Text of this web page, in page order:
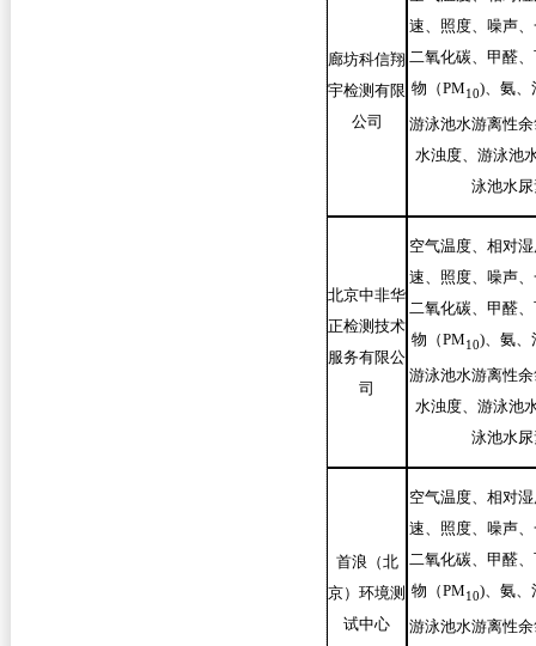
廊坊科信翔
宇检测有限
公司
速、照度、噪声
二氧化碳、甲醛
物（PM10)、氨、
游泳池水游离性
水浊度、游泳池
泳池水尿
北京中非华
正检测技术
服务有限公
司
空气温度、相对
速、照度、噪声
二氧化碳、甲醛
物（PM10)、氨、
游泳池水游离性
水浊度、游泳池
泳池水尿
首浪（北
京）环境测
试中心
空气温度、相对
速、照度、噪声
二氧化碳、甲醛
物（PM10)、氨、
游泳池水游离性